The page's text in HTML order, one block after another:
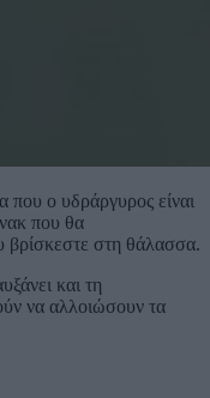
που ο υδράργυρος είναι
που θα
βρίσκεστε στη θάλασσα.
και τη
να αλλοιώσουν τα